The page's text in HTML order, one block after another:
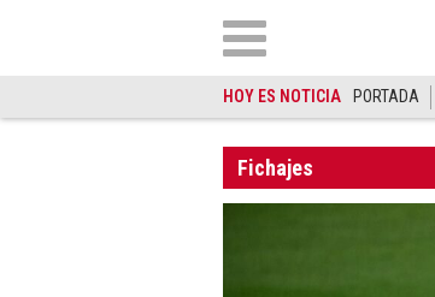
HOY ES NOTICIA PORTADA
Fichajes